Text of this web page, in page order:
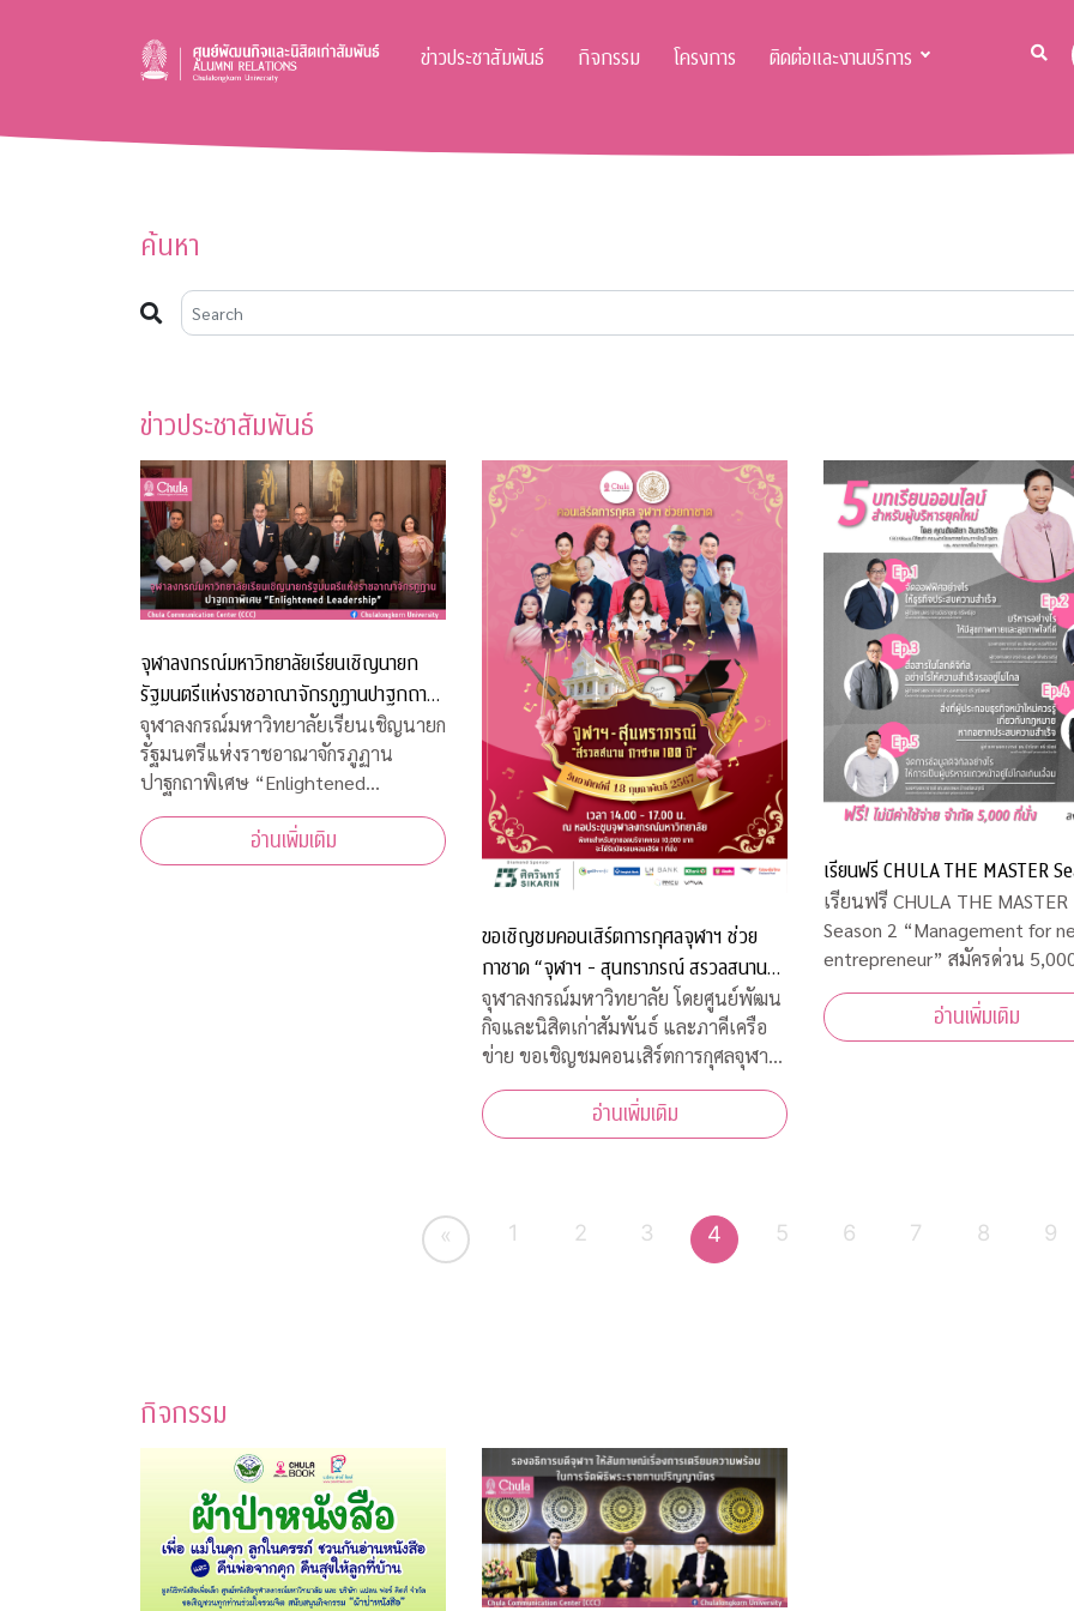
ข่าวประชาสัมพันธ์ กิจกรรม โครงการ ติดต่อและงานบริการ
ค้นหา
ข่าวประชาสัมพันธ์
จุฬาลงกรณ์มหาวิทยาลัยเรียนเชิญนายก
รัฐมนตรีแห่งราชอาณาจักรภูฏานปาฐกถา
พิเศษ “Enlightened Leadership”
จุฬาลงกรณ์มหาวิทยาลัยเรียนเชิญนายก
รัฐมนตรีแห่งราชอาณาจักรภูฏาน
ปาฐกถาพิเศษ “Enlightened
Leadership”
อ่านเพิ่มเติม
ขอเชิญชมคอนเสิร์ตการกุศลจุฬาฯ ช่วย
กาชาด “จุฬาฯ - สุนทราภรณ์ สรวลสนาน
กาชาด 100 ปี”
จุฬาลงกรณ์มหาวิทยาลัย โดยศูนย์พัฒน
กิจและนิสิตเก่าสัมพันธ์ และภาคีเครือ
ข่าย ขอเชิญชมคอนเสิร์ตการกุศลจุฬาฯ
ช่วยกาชาด “จุฬาฯ - สุนทราภรณ์ สรวล
สนาน กาชาด 100 ปี” เพลินเพลงดัง
ระดับตำนานของวงสุนทราภรณ์ที่เราคุ้น
อ่านเพิ่มเติม
เรียนฟรี CHULA THE MASTER
เรียนฟรี CHULA THE MASTER
Season 2 “Management for new
entrepreneur” สมัครด่วน 5,000 ที่นั่ง
เท่านั้น
อ่านเพิ่มเติม
« 1 2 3 4 5 6 7 8 9
กิจกรรม